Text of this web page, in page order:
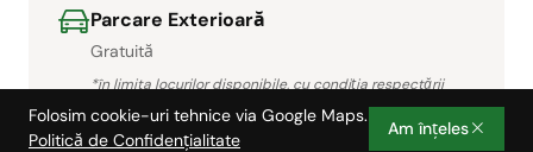
Parcare Exterioară
Gratuită
*în limita locurilor disponibile, cu condiția respectării
regulilor și a locurilor de staționare atribuite
Folosim cookie-uri tehnice via Google Maps.
Politică de Confidențialitate
Am înțeles